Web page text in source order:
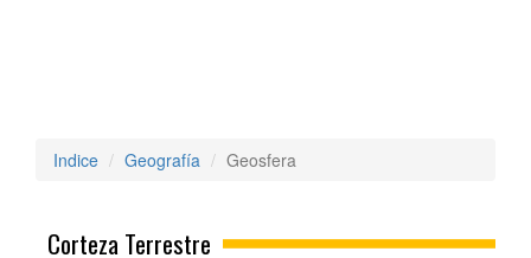
Indice Geografía Geosfera
Corteza Terrestre